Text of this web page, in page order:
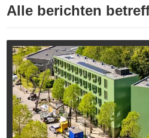
Alle berichten